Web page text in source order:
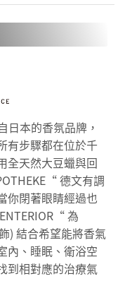
日本的香氛品牌，
有步驟都在位於千
全天然大豆蠟與回
德文有調
你閉著眼睛經過也
為
) 結合希望能將香氣
內、睡眠、衛浴空
到相對應的治療氣